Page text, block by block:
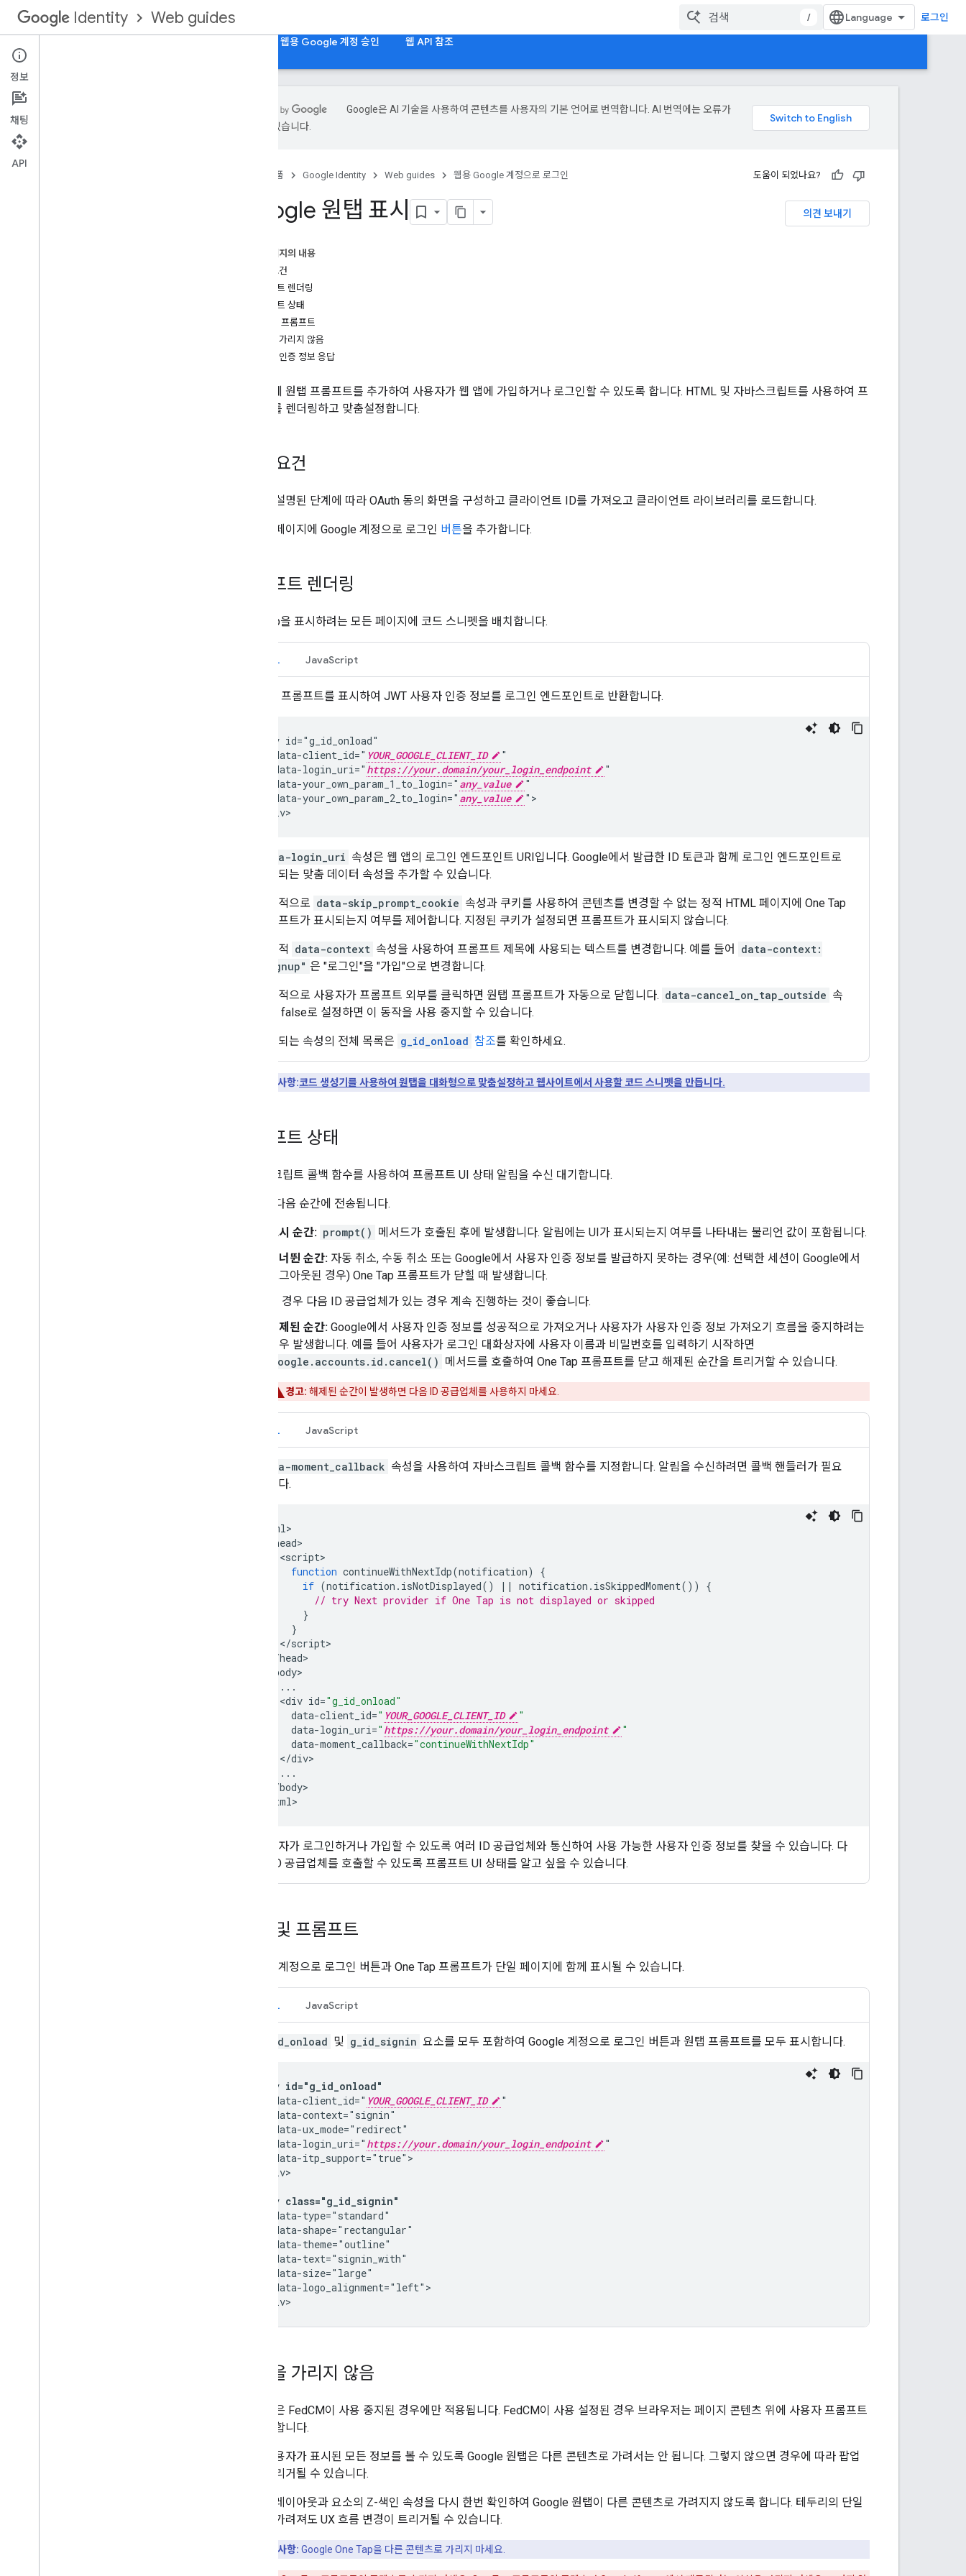
Identity Web guides / 로그인
웹용 Google 계정 승인 웹 API 참조
개요
웹 앱에 Google 계정으로 로그인 통합
Google은 AI 기술을 사용하여 콘텐츠를 사용자의 기본 언어로 번역합니다. AI 번역에는 오류가
있을 수 있습니다.
제품 Google Identity Web guides 웹용 Google 계정으로 로그인 도움이 되었나요?
의견 보내기
Google 원탭 표시
이 페이지의 내용
기본 요건
프롬프트 렌더링
프롬프트 상태
버튼 및 프롬프트
원탭을 가리지 않음
사용자 인증 정보 응답
사이트에 원탭 프롬프트를 추가하여 사용자가 웹 앱에 가입하거나 로그인할 수 있도록 합니다. HTML 및 자바스크립트를 사용하여 프
롬프트를 렌더링하고 맞춤설정합니다.
기본 요건
에 설명된 단계에 따라 OAuth 동의 화면을 구성하고 클라이언트 ID를 가져오고 클라이언트 라이브러리를 로드합니다.
로그인 페이지에 Google 계정으로 로그인 버튼을 추가합니다.
프롬프트 렌더링
One Tap을 표시하려는 모든 페이지에 코드 스니펫을 배치합니다.
HTML JavaScript
원탭 프롬프트를 표시하여 JWT 사용자 인증 정보를 로그인 엔드포인트로 반환합니다.
<div id="g_id_onload"
   data-client_id="
YOUR_GOOGLE_CLIENT_ID
"
   data-login_uri="
https://your.domain/your_login_endpoint
"
   data-your_own_param_1_to_login="
any_value
"
   data-your_own_param_2_to_login="
any_value
">
data-login_uri 속성은 웹 앱의 로그인 엔드포인트 URI입니다. Google에서 발급한 ID 토큰과 함께 로그인 엔드포인트로
전송되는 맞춤 데이터 속성을 추가할 수 있습니다.
선택적으로 data-skip_prompt_cookie 속성과 쿠키를 사용하여 콘텐츠를 변경할 수 없는 정적 HTML 페이지에 One Tap
프롬프트가 표시되는지 여부를 제어합니다. 지정된 쿠키가 설정되면 프롬프트가 표시되지 않습니다.
선택적 data-context 속성을 사용하여 프롬프트 제목에 사용되는 텍스트를 변경합니다. 예를 들어
data-context:
"signup" 은 "로그인"을 "가입"으로 변경합니다.
기본적으로 사용자가 프롬프트 외부를 클릭하면 원탭 프롬프트가 자동으로 닫힙니다. data-cancel_on_tap_outside 속
성을 false로 설정하면 이 동작을 사용 중지할 수 있습니다.
지원되는 속성의 전체 목록은 g_id_onload 참조를 확인하세요.
핵심 사항:코드 생성기를 사용하여 원탭을 대화형으로 맞춤설정하고 웹사이트에서 사용할 코드 스니펫을 만듭니다.
프롬프트 상태
자바스크립트 콜백 함수를 사용하여 프롬프트 UI 상태 알림을 수신 대기합니다.
알림은 다음 순간에 전송됩니다.
표시 순간: prompt() 메서드가 호출된 후에 발생합니다. 알림에는 UI가 표시되는지 여부를 나타내는 불리언 값이 포함됩니다.
건너뛴 순간: 자동 취소, 수동 취소 또는 Google에서 사용자 인증 정보를 발급하지 못하는 경우(예: 선택한 세션이 Google에서
로그아웃된 경우) One Tap 프롬프트가 닫힐 때 발생합니다.
이 경우 다음 ID 공급업체가 있는 경우 계속 진행하는 것이 좋습니다.
해제된 순간: Google에서 사용자 인증 정보를 성공적으로 가져오거나 사용자가 사용자 인증 정보 가져오기 흐름을 중지하려는
경우 발생합니다. 예를 들어 사용자가 로그인 대화상자에 사용자 이름과 비밀번호를 입력하기 시작하면
google.accounts.id.cancel() 메서드를 호출하여 One Tap 프롬프트를 닫고 해제된 순간을 트리거할 수 있습니다.
경고: 해제된 순간이 발생하면 다음 ID 공급업체를 사용하지 마세요.
HTML JavaScript
data-moment_callback 속성을 사용하여 자바스크립트 콜백 함수를 지정합니다. 알림을 수신하려면 콜백 핸들러가 필요
합니다.
html
head
<script
function continueWithNextIdp(notification)
{
if (notification . isNotDisplayed() || notification . isSkippedMoment())
{
// try Next provider if One Tap is not displayed or skipped
}
}
</script
/head
body
...
<div id="g_id_onload"
data-client_id=" YOUR_GOOGLE_CLIENT_ID
"
data-login_uri=" https://your.domain/your_login_endpoint
"
data-moment_callback="continueWithNextIdp"
</div
...
/body>
/html
사용자가 로그인하거나 가입할 수 있도록 여러 ID 공급업체와 통신하여 사용 가능한 사용자 인증 정보를 찾을 수 있습니다. 다
음 ID 공급업체를 호출할 수 있도록 프롬프트 UI 상태를 알고 싶을 수 있습니다.
버튼 및 프롬프트
Google 계정으로 로그인 버튼과 One Tap 프롬프트가 단일 페이지에 함께 표시될 수 있습니다.
HTML JavaScript
g_id_onload 및 g_id_signin 요소를 모두 포함하여 Google 계정으로 로그인 버튼과 원탭 프롬프트를 모두 표시합니다.
<div id="g_id_onload"
   data-client_id="
YOUR_GOOGLE_CLIENT_ID
"
   data-context="signin"
   data-ux_mode="redirect"
   data-login_uri="
https://your.domain/your_login_endpoint
"
   data-itp_support="true">
</div>
<div class="g_id_signin"
   data-type="standard"
   data-shape="rectangular"
   data-theme="outline"
   data-text="signin_with"
   data-size="large"
   data-logo_alignment="left">
원탭을 가리지 않음
이 섹션은 FedCM이 사용 중지된 경우에만 적용됩니다. FedCM이 사용 설정된 경우 브라우저는 페이지 콘텐츠 위에 사용자 프롬프트
를 표시합니다.
최종 사용자가 표시된 모든 정보를 볼 수 있도록 Google 원탭은 다른 콘텐츠로 가려서는 안 됩니다. 그렇지 않으면 경우에 따라 팝업
창이 트리거될 수 있습니다.
페이지 레이아웃과 요소의 Z-색인 속성을 다시 한번 확인하여 Google 원탭이 다른 콘텐츠로 가려지지 않도록 합니다. 테두리의 단일
픽셀만 가려져도 UX 흐름 변경이 트리거될 수 있습니다.
핵심 사항: Google One Tap을 다른 콘텐츠로 가리지 마세요.
정보
채팅
API